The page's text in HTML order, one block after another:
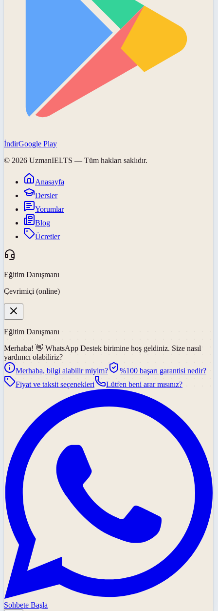
İndirGoogle Play
© 2026 UzmanIELTS — Tüm hakları saklıdır.
Anasayfa
Dersler
Yorumlar
Blog
Ücretler
Eğitim Danışmanı
Çevrimiçi (online)
Eğitim Danışmanı
Merhaba! 👋 WhatsApp Destek birimine hoş geldiniz. Size nasıl
yardımcı olabiliriz?
Merhaba, bilgi alabilir miyim?
%100 başarı garantisi nedir?
Fiyat ve taksit seçenekleri
Lütfen beni arar mısınız?
Sohbete Başla